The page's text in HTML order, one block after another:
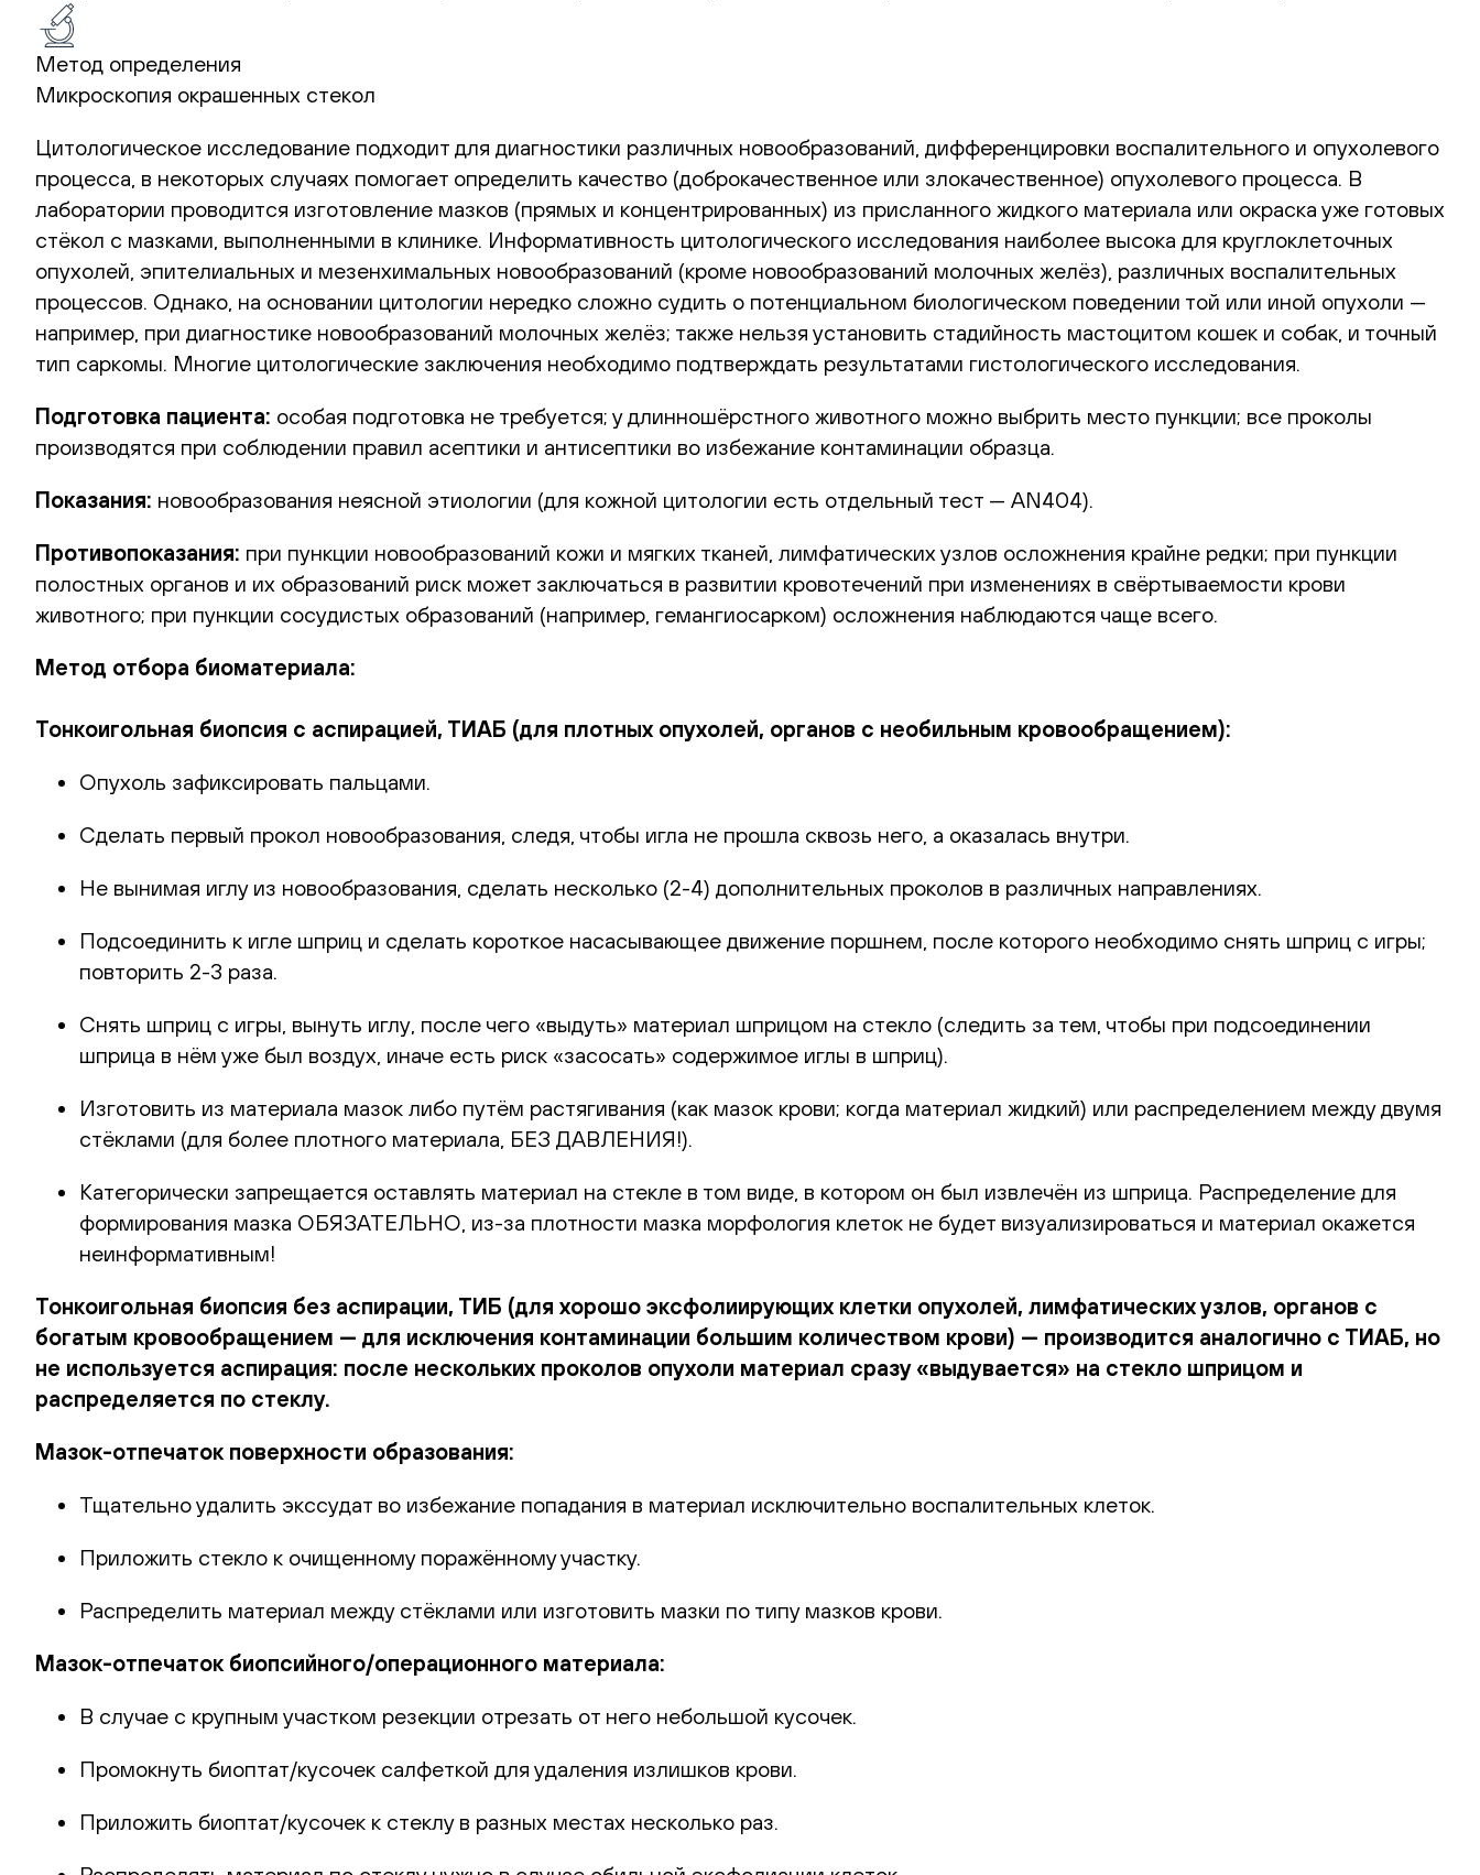
Метод определения
Микроскопия окрашенных стекол
Цитологическое исследование подходит для диагностики различных новообразований, дифференцировки воспалительного и опухолевого
процесса, в некоторых случаях помогает определить качество (доброкачественное или злокачественное) опухолевого процесса. В
лаборатории проводится изготовление мазков (прямых и концентрированных) из присланного жидкого материала или окраска уже готовых
стёкол с мазками, выполненными в клинике. Информативность цитологического исследования наиболее высока для круглоклеточных
опухолей, эпителиальных и мезенхимальных новообразований (кроме новообразований молочных желёз), различных воспалительных
процессов. Однако, на основании цитологии нередко сложно судить о потенциальном биологическом поведении той или иной опухоли —
например, при диагностике новообразований молочных желёз; также нельзя установить стадийность мастоцитом кошек и собак, и точный
тип саркомы. Многие цитологические заключения необходимо подтверждать результатами гистологического исследования.
Подготовка пациента: особая подготовка не требуется; у длинношёрстного животного можно выбрить место пункции; все проколы
производятся при соблюдении правил асептики и антисептики во избежание контаминации образца.
Показания: новообразования неясной этиологии (для кожной цитологии есть отдельный тест — AN404).
Противопоказания: при пункции новообразований кожи и мягких тканей, лимфатических узлов осложнения крайне редки; при пункции
полостных органов и их образований риск может заключаться в развитии кровотечений при изменениях в свёртываемости крови
животного; при пункции сосудистых образований (например, гемангиосарком) осложнения наблюдаются чаще всего.
Метод отбора биоматериала:
Тонкоигольная биопсия с аспирацией, ТИАБ (для плотных опухолей, органов с необильным кровообращением):
Опухоль зафиксировать пальцами.
Сделать первый прокол новообразования, следя, чтобы игла не прошла сквозь него, а оказалась внутри.
Не вынимая иглу из новообразования, сделать несколько (2-4) дополнительных проколов в различных направлениях.
Подсоединить к игле шприц и сделать короткое насасывающее движение поршнем, после которого необходимо снять шприц с игры;
повторить 2-3 раза.
Снять шприц с игры, вынуть иглу, после чего «выдуть» материал шприцом на стекло (следить за тем, чтобы при подсоединении
шприца в нём уже был воздух, иначе есть риск «засосать» содержимое иглы в шприц).
Изготовить из материала мазок либо путём растягивания (как мазок крови; когда материал жидкий) или распределением между двумя
стёклами (для более плотного материала, БЕЗ ДАВЛЕНИЯ!).
Категорически запрещается оставлять материал на стекле в том виде, в котором он был извлечён из шприца. Распределение для
формирования мазка ОБЯЗАТЕЛЬНО, из-за плотности мазка морфология клеток не будет визуализироваться и материал окажется
неинформативным!
Тонкоигольная биопсия без аспирации, ТИБ (для хорошо эксфолиирующих клетки опухолей, лимфатических узлов, органов с
богатым кровообращением — для исключения контаминации большим количеством крови) — производится аналогично с ТИАБ, но
не используется аспирация: после нескольких проколов опухоли материал сразу «выдувается» на стекло шприцом и
распределяется по стеклу.
Мазок-отпечаток поверхности образования:
Тщательно удалить экссудат во избежание попадания в материал исключительно воспалительных клеток.
Приложить стекло к очищенному поражённому участку.
Распределить материал между стёклами или изготовить мазки по типу мазков крови.
Мазок-отпечаток биопсийного/операционного материала:
В случае с крупным участком резекции отрезать от него небольшой кусочек.
Промокнуть биоптат/кусочек салфеткой для удаления излишков крови.
Приложить биоптат/кусочек к стеклу в разных местах несколько раз.